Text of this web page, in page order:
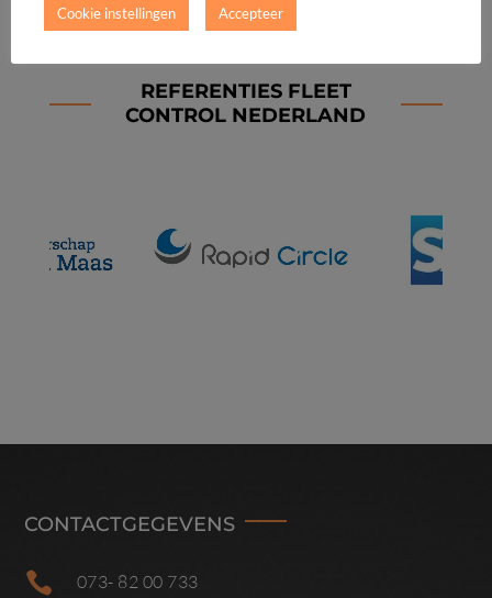
REFERENTIES FLEET
CONTROL NEDERLAND
CONTACTGEGEVENS
 073- 82 00 733
Cookie instellingen Accepteer